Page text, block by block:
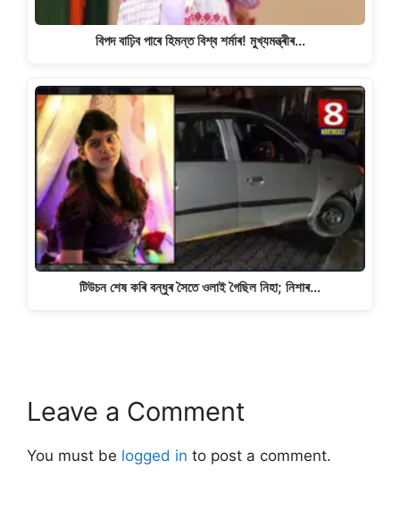
বিপদ বাঢ়িব পাৰে হিমন্ত বিশ্ব শৰ্মাৰ! মুখ্যমন্ত্ৰীৰ…
টিউচন শেষ কৰি বন্ধুৰ সৈতে ওলাই গৈছিল নিহা; নিশাৰ…
Leave a Comment
You must be logged in to post a comment.